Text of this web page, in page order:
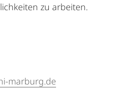
zu arbeiten.
marburg.de